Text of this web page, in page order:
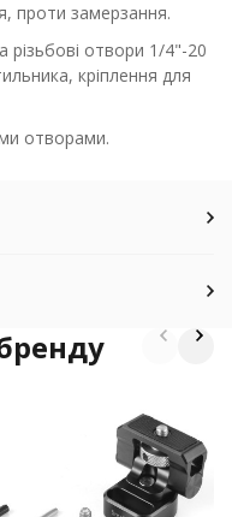
проти замерзання.
різьбові отвори 1/4"-20
кріплення для
отворами.